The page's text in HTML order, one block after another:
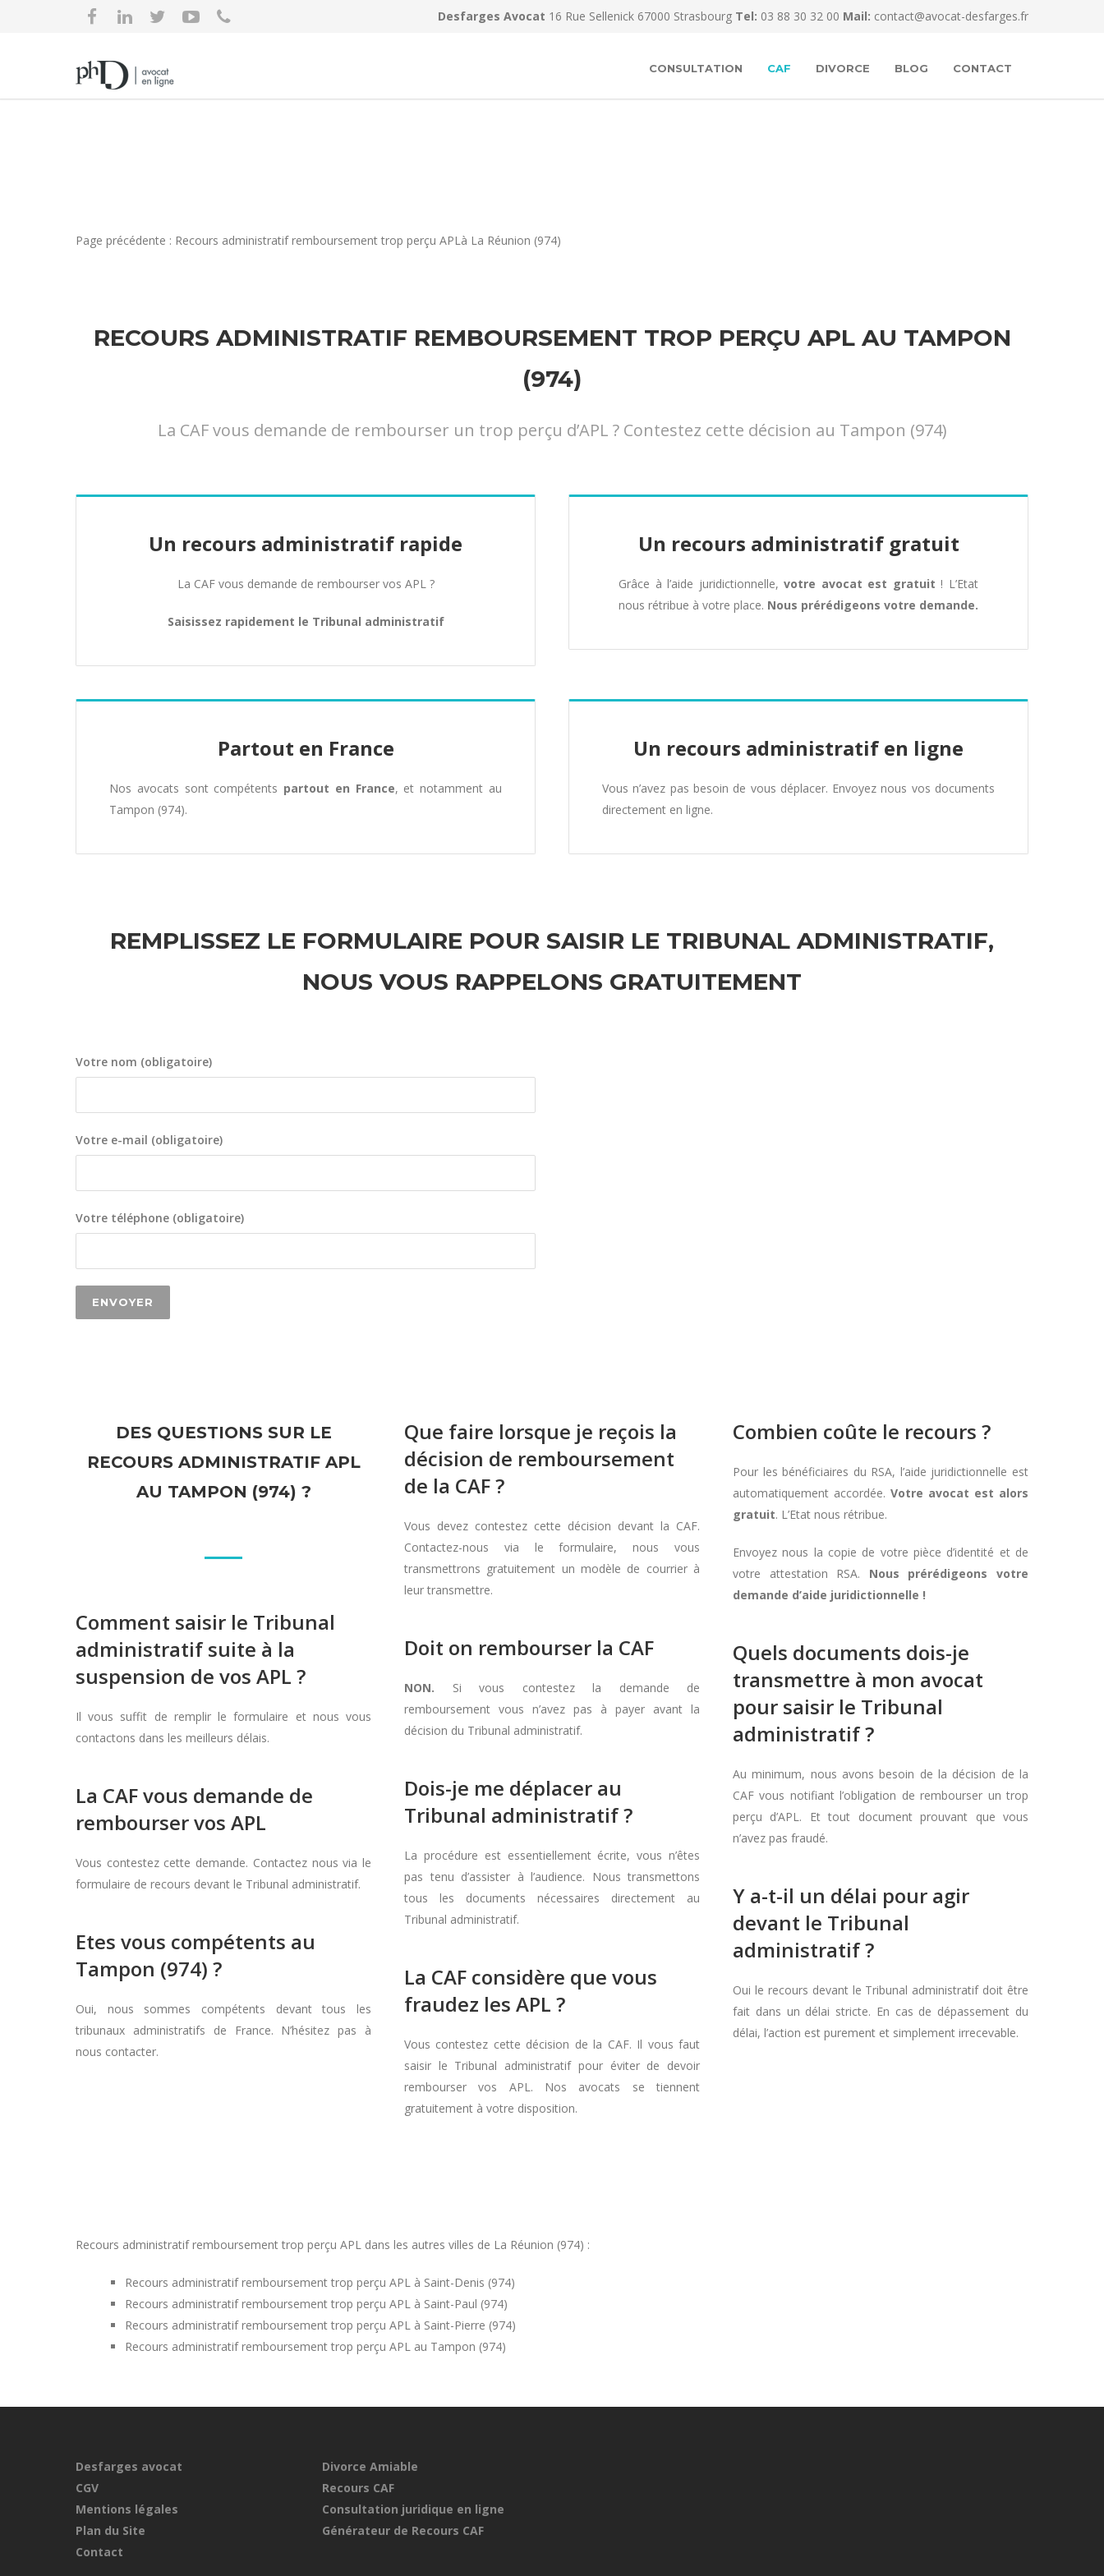
Desfarges Avocat 16 Rue Sellenick 67000 Strasbourg Tel: 03 88 30 32 00 Mail: contact@avocat-desfarges.fr
CONSULTATION CAF DIVORCE BLOG CONTACT
Page précédente : Recours administratif remboursement trop perçu APLà La Réunion (974)
RECOURS ADMINISTRATIF REMBOURSEMENT TROP PERÇU APL AU TAMPON
(974)
La CAF vous demande de rembourser un trop perçu d’APL ? Contestez cette décision au Tampon (974)
Un recours administratif rapide
La CAF vous demande de rembourser vos APL ?
Saisissez rapidement le Tribunal administratif
Un recours administratif gratuit
Grâce à l’aide juridictionnelle,votre avocat est gratuit ! L’Etat
nous rétribue à votre place. Nous prérédigeons votre demande.
Partout en France
Nos avocats sont compétents partout en France, et notamment au
Tampon (974).
Un recours administratif en ligne
Vous n’avez pas besoin de vous déplacer. Envoyez nous vos documents
directement en ligne.
REMPLISSEZ LE FORMULAIRE POUR SAISIR LE TRIBUNAL ADMINISTRATIF,
NOUS VOUS RAPPELONS GRATUITEMENT
Votre nom (obligatoire)
Votre e-mail (obligatoire)
Votre téléphone (obligatoire)
DES QUESTIONS SUR LE
RECOURS ADMINISTRATIF APL
AU TAMPON (974) ?
Comment saisir le Tribunal
administratif suite à la
suspension de vos APL ?
Il vous suffit de remplir le formulaire et nous vous
contactons dans les meilleurs délais.
La CAF vous demande de
rembourser vos APL
Vous contestez cette demande. Contactez nous via le
formulaire de recours devant le Tribunal administratif.
Etes vous compétents au
Tampon (974) ?
Oui, nous sommes compétents devant tous les
tribunaux administratifs de France. N’hésitez pas à
nous contacter.
Que faire lorsque je reçois la
décision de remboursement
de la CAF ?
Vous devez contestez cette décision devant la CAF.
Contactez-nous via le formulaire, nous vous
transmettrons gratuitement un modèle de courrier à
leur transmettre.
Doit on rembourser la CAF
NON. Si vous contestez la demande de
remboursement vous n’avez pas à payer avant la
décision du Tribunal administratif.
Dois-je me déplacer au
Tribunal administratif ?
La procédure est essentiellement écrite, vous n’êtes
pas tenu d’assister à l’audience. Nous transmettons
tous les documents nécessaires directement au
Tribunal administratif.
La CAF considère que vous
fraudez les APL ?
Vous contestez cette décision de la CAF. Il vous faut
saisir le Tribunal administratif pour éviter de devoir
rembourser vos APL. Nos avocats se tiennent
gratuitement à votre disposition.
Combien coûte le recours ?
Pour les bénéficiaires du RSA, l’aide juridictionnelle est
automatiquement accordée. Votre avocat est alors
gratuit. L’Etat nous rétribue.
Envoyez nous la copie de votre pièce d’identité et de
votre attestation RSA. Nous prérédigeons votre
demande d’aide juridictionnelle !
Quels documents dois-je
transmettre à mon avocat
pour saisir le Tribunal
administratif ?
Au minimum, nous avons besoin de la décision de la
CAF vous notifiant l’obligation de rembourser un trop
perçu d’APL. Et tout document prouvant que vous
n’avez pas fraudé.
Y a-t-il un délai pour agir
devant le Tribunal
administratif ?
Oui le recours devant le Tribunal administratif doit être
fait dans un délai stricte. En cas de dépassement du
délai, l’action est purement et simplement irrecevable.
Recours administratif remboursement trop perçu APL dans les autres villes de La Réunion (974) :
Recours administratif remboursement trop perçu APL à Saint-Denis (974)
Recours administratif remboursement trop perçu APL à Saint-Paul (974)
Recours administratif remboursement trop perçu APL à Saint-Pierre (974)
Recours administratif remboursement trop perçu APL au Tampon (974)
Desfarges avocat
CGV
Mentions légales
Plan du Site
Contact
Divorce Amiable
Recours CAF
Consultation juridique en ligne
Générateur de Recours CAF